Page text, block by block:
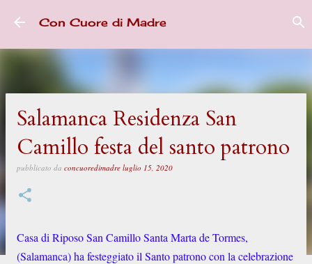
Passa ai contenuti principali
Con Cuore di Madre
Salamanca Residenza San
Camillo festa del santo patrono
pubblicato da concuoredimadre luglio 15, 2020
Casa di Riposo San Camillo Santa Marta de Tormes,
(Salamanca) ha festeggiato il Santo patrono con la celebrazione